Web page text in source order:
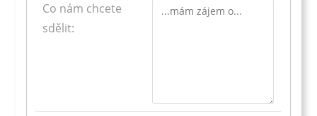
Co nám chcete
sdělit: